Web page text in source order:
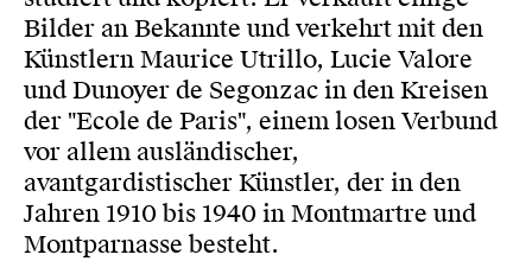
Bilder an Bekannte und verkehrt mit den
Künstlern Maurice Utrillo, Lucie Valore
und Dunoyer de Segonzac in den Kreisen
der "Ecole de Paris", einem losen Verbund
vor allem ausländischer,
avantgardistischer Künstler, der in den
Jahren 1910 bis 1940 in Montmartre und
Montparnasse besteht.